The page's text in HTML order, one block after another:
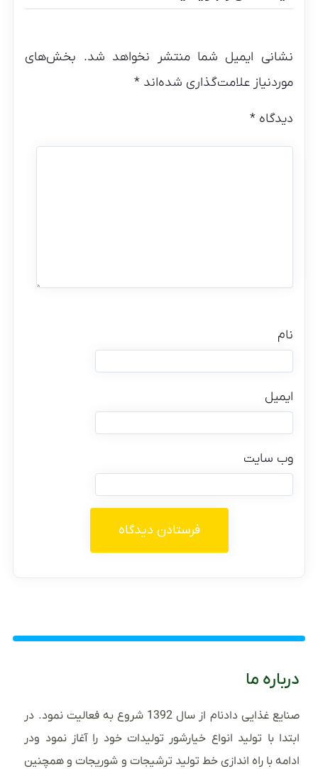
نشانی ایمیل شما منتشر نخواهد شد. بخش‌های
موردنیاز علامت‌گذاری شده‌اند*
دیدگاه*
نام
ایمیل
وب‌ سایت
درباره ما
صنایع غذایی دادنام از سال 1392 شروع به فعالیت نمود. در
ابتدا با تولید انواع خیارشور تولیدات خود را آغاز نمود ودر
ادامه با راه اندازی خط تولید ترشیجات و شوریجات و همچنین